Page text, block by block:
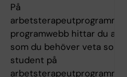
På
programwebb hittar du allt
som du behöver veta som
student på